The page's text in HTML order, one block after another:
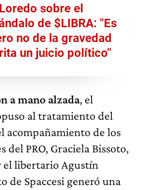
sobre el
de $LIBRA: "Es
no de la gravedad
un juicio político"
a mano alzada, el
al tratamiento del
acompañamiento de los
del PRO, Graciela Bissoto,
el libertario Agustín
de Spaccesi generó una